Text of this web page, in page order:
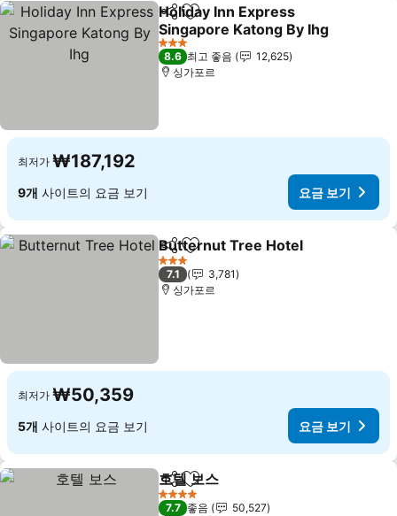
공유 즐겨찾기에 추가
Holiday Inn Express
Singapore Katong By Ihg
요금 보기
3 성급
8.6 최고 좋음
12,625
싱가포르
최저가 ₩187,192
9개 사이트의 요금 보기 요금 보기
공유 즐겨찾기에 추가
Butternut Tree Hotel
3 성급
7.1
3,781
싱가포르
최저가 ₩50,359
5개 사이트의 요금 보기 요금 보기
공유 즐겨찾기에 추가
호텔 보스
4 성급
7.7 좋음
50,527